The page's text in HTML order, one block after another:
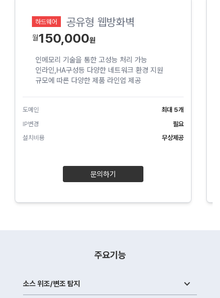
하드웨어 공유형 웹방화벽
월150,000
인메모리 기술을 통한 고성능 처리 가능
인라인,HA구성등 다양한 네트워크 환경 지원
규모에 따른 다양한 제품 라인업 제공
도메인
최대 5개
IP변경
필요
설치비용
무상제공
문의하기
주요기능
소스 위조/변조 탐지 keyboard_arrow_down